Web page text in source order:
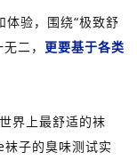
验，围绕“极致舒
二， 更要基于各类
界上最舒适的袜
子的臭味测试实